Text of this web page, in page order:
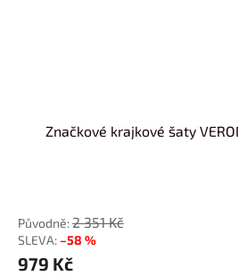
Značkové krajkové šaty
2 351 Kč
–58 %
979 Kč